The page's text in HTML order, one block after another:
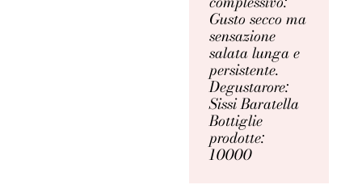
Gusto secco ma
sensazione
salata lunga e
persistente.
Degustarore:
Sissi Baratella
Bottiglie
prodotte:
10000